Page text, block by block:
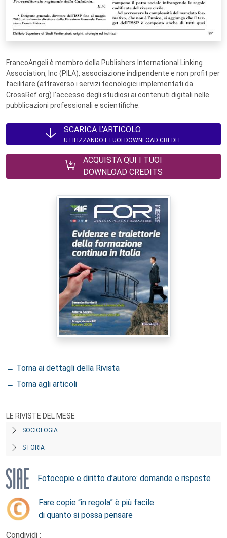
FrancoAngeli è membro della Publishers International Linking
Association, Inc (PILA), associazione indipendente e non profit per
facilitare (attraverso i servizi tecnologici implementati da
CrossRef.org) l’accesso degli studiosi ai contenuti digitali nelle
pubblicazioni professionali e scientifiche.
SCARICA L'ARTICOLO
UTILIZZANDO I TUOI DOWNLOAD CREDIT
ACQUISTA QUI I TUOI
DOWNLOAD CREDITS
← Torna ai dettagli della Rivista
← Torna agli articoli
LE RIVISTE DEL MESE
SOCIOLOGIA
STORIA
Fotocopie e diritto d’autore: domande e risposte
Fare copie “in regola” è più facile
di quanto si possa pensare
Condividi :